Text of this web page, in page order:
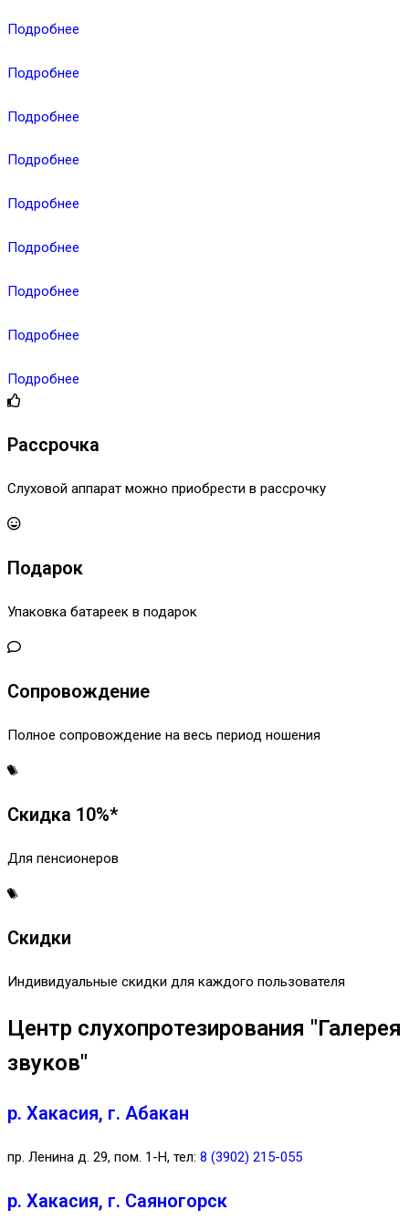
Подробнее
Подробнее
Подробнее
Подробнее
Подробнее
Подробнее
Подробнее
Подробнее
Подробнее
Рассрочка
Слуховой аппарат можно приобрести в рассрочку
Подарок
Упаковка батареек в подарок
Сопровождение
Полное сопровождение на весь период ношения
Скидка 10%*
Для пенсионеров
Скидки
Индивидуальные скидки для каждого пользователя
Центр слухопротезирования "Галерея
звуков"
р. Хакасия, г. Абакан
пр. Ленина д. 29, пом. 1-Н, тел: 8 (3902) 215-055
р. Хакасия, г. Саяногорск